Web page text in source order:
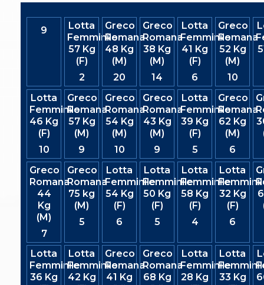
BJJ
Pancrazio/Pankration
S'istrumpa
News
Calendario Attività
Difesa Personale MGA
La disciplina
News
Merchandising
Mappa del sito
Cerca
Contatti
News
Cookies Accept
Newsletter
Catalogo formativo
Webinar
Corsi Monotematici
Corsi di Specializzazione
Corsi Preparatore Fisico
Edutraining class - Didattica infantile
Corso dirigenti sportivi
Corso Direttore di Gara
9
Lotta
Femminile
57 Kg
(F)
2
Greco
Romana
48 Kg
(M)
20
Greco
Romana
38 Kg
(M)
14
Lotta
Femminile
41 Kg
(F)
6
Greco
Romana
52 Kg
(M)
10
Lotta
Femminile
46 Kg
(F)
10
Greco
Romana
57 Kg
(M)
9
Greco
Romana
54 Kg
(M)
10
Greco
Romana
43 Kg
(M)
9
Lotta
Femminile
39 Kg
(F)
5
Greco
Romana
62 Kg
(M)
6
Greco
Romana
44
Kg
(M)
7
Greco
Romana
75 kg
(M)
5
Lotta
Femminile
54 Kg
(F)
6
Lotta
Femminile
50 Kg
(F)
5
Lotta
Femminile
58 Kg
(F)
4
Lotta
32 Kg
(F)
6
Lotta
Femminile
36 Kg
Lotta
Femminile
42 Kg
Greco
Romana
41 Kg
Greco
Romana
68 Kg
Lotta
Femminile
28 Kg
Lotta
33 Kg